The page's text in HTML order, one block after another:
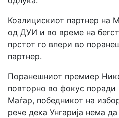
Коалицискиот партнер на
од ДУИ и во време на
прстот го впери во
партнер.
Поранешниот премиер
повторно во фокус поради
Маѓар, победникот на
рече дека Унгарија нема